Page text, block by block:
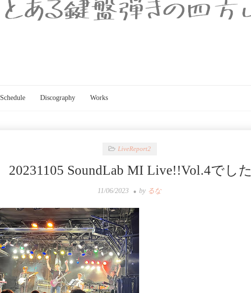
Schedule Discography Works
LiveReport2
20231105 SoundLab MI Live!!Vol.4でした
11/06/2023 by るな